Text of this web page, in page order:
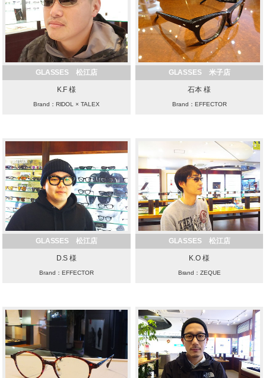
GLASSES 松江店
K.F 様
Brand：RIDOL × TALEX
GLASSES 米子店
石本 様
Brand：EFFECTOR
GLASSES 松江店
D.S 様
Brand：EFFECTOR
GLASSES 松江店
K.O 様
Brand：ZEQUE